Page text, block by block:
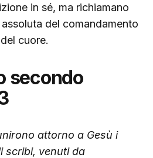
in sé, ma richiamano
del comandamento
cuore.
secondo
attorno a Gesù i
scribi, venuti da